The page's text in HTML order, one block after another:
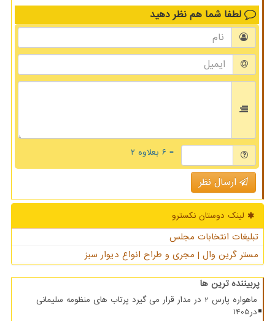
لطفا شما هم نظر دهید
= ۶ بعلاوه ۲
ارسال نظر
لینک دوستان نكسترو
تبلیغات انتخابات مجلس
مستر گرین وال | مجری و طراح انواع دیوار سبز
پربیننده ترین ها
ماهواره پارس 2 در مدار قرار می گیرد پرتاب های منظومه سلیمانی
در1405